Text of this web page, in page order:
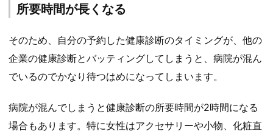
所要時間が長くなる
そのため、自分の予約した健康診断のタイミングが、他の
企業の健康診断とバッティングしてしまうと、病院が混ん
でいるのでかなり待つはめになってしまいます。
病院が混んでしまうと健康診断の所要時間が2時間になる
場合もあります。特に女性はアクセサリーや小物、化粧直